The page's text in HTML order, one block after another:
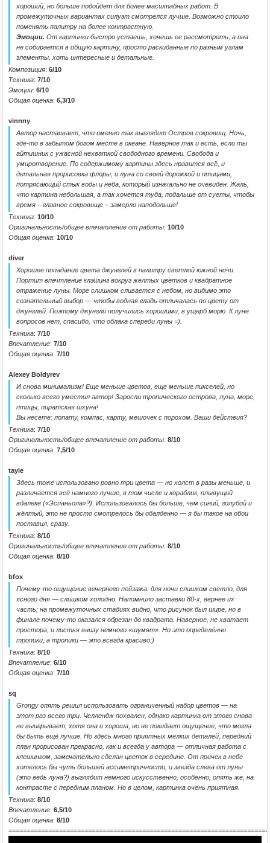
хороший, но больше подойдет для более масштабных работ. В
промежуточных вариантах силуэт смотрелся лучше. Возможно стоило
поменять палитру на более контрастную.
Эмоции. От картинки быстро устаешь, хочешь ее рассмотреть, а она
не собирается в общую картину, просто раскиданные по разным углам
элементы, хоть интересные и детальные.
Композиция: 6/10
Техника: 7/10
Эмоции: 6/10
Общая оценка: 6,3/10
vinnny
Автор настаивает, что именно так выглядит Остров сокровищ. Ночь,
где-то в забытом богом месте в океане. Наверное так и есть, если ты
айтишник с ужасной нехваткой свободного времени. Свобода и
умиротворение. По содержимому картины здесь нравится всё, и
детальная прорисовка флоры, и луна со своей дорожкой и птицами,
потрясающий стык воды и неба, который изначально не очевиден. Жаль,
что картина небольшая, а так хочется туда, подальше от суеты, чтобы
время – главное сокровище – замерло наподольше!
Техника: 10/10
Оригинальность/общее впечатление от работы: 10/10
Общая оценка: 10/10
diver
Хорошее попадание цвета джунглей в палитру светлой южной ночи.
Портит впечтление клэшинг вокруг желтых цветков и квадратное
отражение луны. Море слишком сливается с небом, но видимо это
сознательный выбор — чтобы водная гладь отличалась по цвету от
джунглей. Поэтому джунгли получились хорошими, в ущерб морю. К луне
вопросов нет, спасибо, что облака спереди луны =).
Техника: 7/10
Впечатление: 7/10
Общая оценка: 7/10
Alexey Boldyrev
И снова минимализм! Еще меньше цветов, еще меньше пикселей, но
сколько всего уместил автор! Заросли тропического острова, луна, море,
птицы, пиратская шхуна!
Вы несете: лопату, компас, карту, мешочек с порохом. Ваши действия?
Техника: 7/10
Оригинальность/общее впечатление от работы: 8/10
Общая оценка: 7,5/10
tayle
Здесь тоже использовано ровно три цвета — но холст в разы меньше, и
различается всё намного лучше, в том числе и кораблик, плывущий
вдалеке («Эспаньола»?). Использовалось бы больше, чем синий, голубой и
жёлтый, это не просто смотрелось бы обалденно — я бы такое на обои
поставил, сразу.
Техника: 8/10
Оригинальность/общее впечатление от работы: 8/10
Общая оценка: 8/10
bfox
Почему-то ощущение вечернего пейзажа: для ночи слишком светло, для
ясного дня — слишком холодно. Напомнило заставки 80-х, вернее их
часть; на промежуточных стадиях видно, что рисунок был шире, но в
финале почему-то оказался обрезан до квадрата. Наверное, не хватает
простора, и листья внизу немного «шумят». Но это определённо
тропики, а тропики — это всегда красиво:)
Техника: 8/10
Впечатление: 6/10
Общая оценка: 7/10
sq
Grongy опять решил использовать ограниченный набор цветов — на
этот раз всего три. Челлендж похвален, однако картинка от этого снова
не выигрывает, хотя она и хороша, но не покидает ощущение, что могла
бы быть ещё лучше. Но здесь много приятных мелких деталей, передний
план прорисован прекрасно, как и всегда у автора — отличная работа с
клешингом, замечательно сделан цветок в середине. От причек в небе
хотелось бы чуть большей ассиметричности, и звезда слева от луны
(это ведь луна?) выглядит немного искусственно, особенно, опять же, на
контрасте с передним планом. Но в целом, картинка очень приятная.
Техника: 8/10
Впечатление: 6,5/10
Общая оценка: 8/10